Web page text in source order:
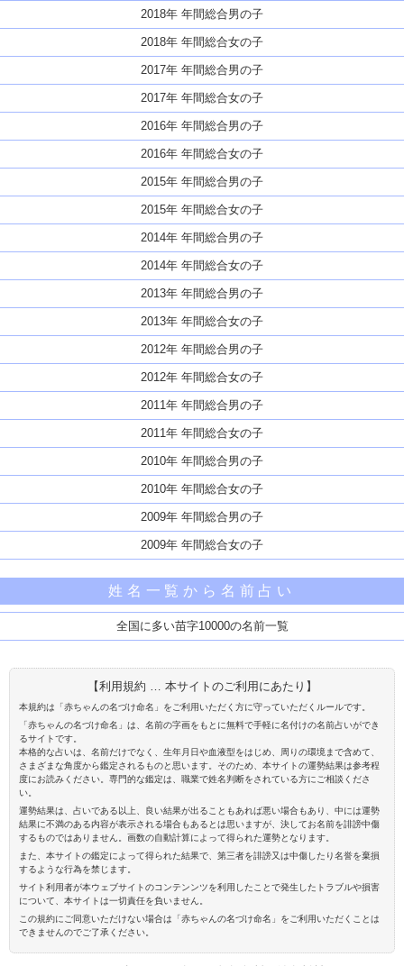
2018年 年間総合男の子
2018年 年間総合女の子
2017年 年間総合男の子
2017年 年間総合女の子
2016年 年間総合男の子
2016年 年間総合女の子
2015年 年間総合男の子
2015年 年間総合女の子
2014年 年間総合男の子
2014年 年間総合女の子
2013年 年間総合男の子
2013年 年間総合女の子
2012年 年間総合男の子
2012年 年間総合女の子
2011年 年間総合男の子
2011年 年間総合女の子
2010年 年間総合男の子
2010年 年間総合女の子
2009年 年間総合男の子
2009年 年間総合女の子
姓名一覧から名前占い
全国に多い苗字10000の名前一覧
【利用規約 … 本サイトのご利用にあたり】
本規約は「赤ちゃんの名づけ命名」をご利用いただく方に守っていただくルールです。
「赤ちゃんの名づけ命名」は、名前の字画をもとに無料で手軽に名付けの名前占いができ
るサイトです。
本格的な占いは、名前だけでなく、生年月日や血液型をはじめ、周りの環境まで含めて、
さまざまな角度から鑑定されるものと思います。そのため、本サイトの運勢結果は参考程
度にお読みください。専門的な鑑定は、職業で姓名判断をされている方にご相談くださ
い。
運勢結果は、占いである以上、良い結果が出ることもあれば悪い場合もあり、中には運勢
結果に不満のある内容が表示される場合もあるとは思いますが、決してお名前を誹謗中傷
するものではありません。画数の自動計算によって得られた運勢となります。
また、本サイトの鑑定によって得られた結果で、第三者を誹謗又は中傷したり名誉を棄損
するような行為を禁じます。
サイト利用者が本ウェブサイトのコンテンンツを利用したことで発生したトラブルや損害
について、本サイトは一切責任を負いません。
この規約にご同意いただけない場合は「赤ちゃんの名づけ命名」をご利用いただくことは
できませんのでご了承ください。